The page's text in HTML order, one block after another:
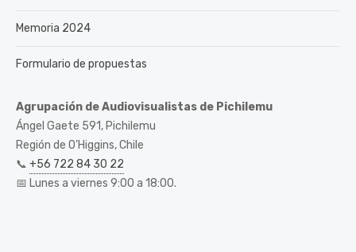
Memoria 2024
Formulario de propuestas
Agrupación de Audiovisualistas de Pichilemu
Ángel Gaete 591, Pichilemu
Región de O’Higgins, Chile
📞 +56 722 84 30 22
📅 Lunes a viernes 9:00 a 18:00.